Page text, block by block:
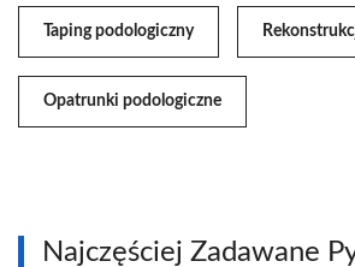
Taping podologiczny
Opatrunki podologiczne
Najczęściej Zadawane